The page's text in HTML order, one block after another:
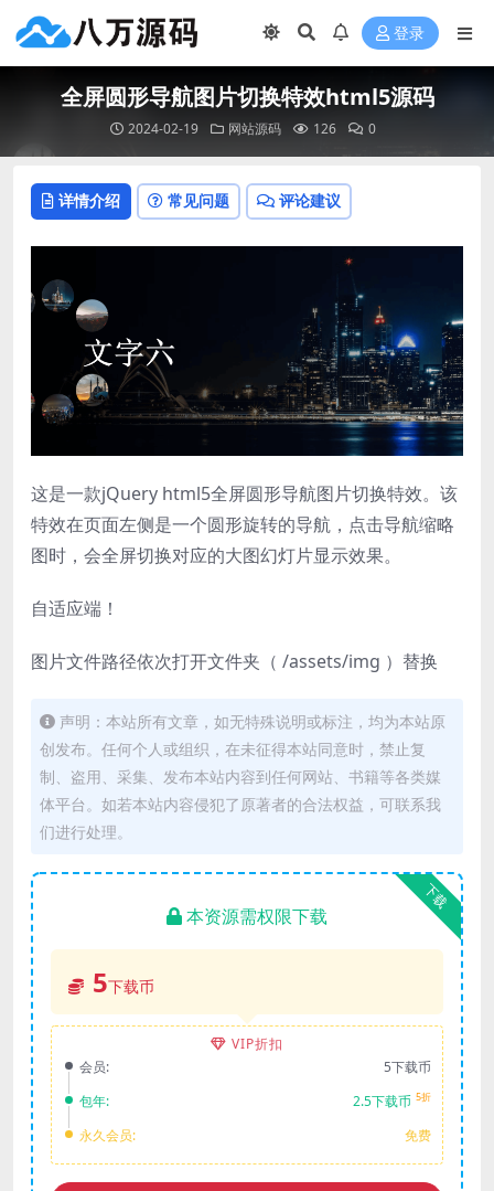
登录
全屏圆形导航图片切换特效html5源码
2024-02-19 网站源码 126 0
详情介绍 常见问题 评论建议
这是一款jQuery html5全屏圆形导航图片切换特效。该
特效在页面左侧是一个圆形旋转的导航，点击导航缩略
图时，会全屏切换对应的大图幻灯片显示效果。
自适应端！
图片文件路径依次打开文件夹（ /assets/img ）替换
声明：本站所有文章，如无特殊说明或标注，均为本站原
创发布。任何个人或组织，在未征得本站同意时，禁止复
制、盗用、采集、发布本站内容到任何网站、书籍等各类媒
体平台。如若本站内容侵犯了原著者的合法权益，可联系我
们进行处理。
下载
本资源需权限下载
5下载币
VIP折扣
会员:
5下载币
包年:
2.5下载币 5折
永久会员: 免费